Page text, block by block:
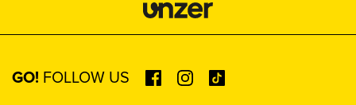
GO! FOLLOW US